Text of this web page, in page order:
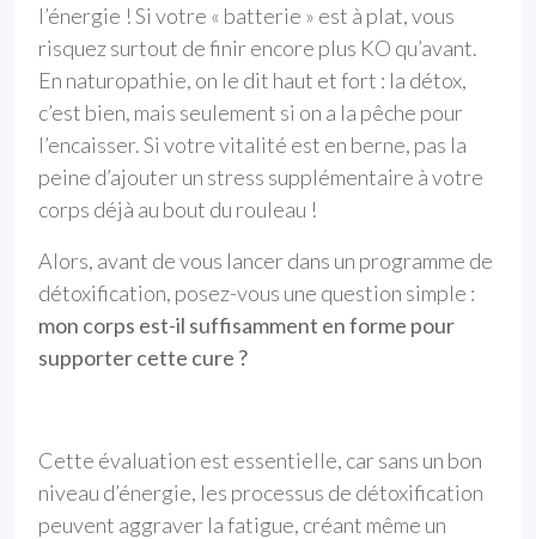
l’énergie ! Si votre « batterie » est à plat, vous
risquez surtout de finir encore plus KO qu’avant.
En naturopathie, on le dit haut et fort : la détox,
c’est bien, mais seulement si on a la pêche pour
l’encaisser. Si votre vitalité est en berne, pas la
peine d’ajouter un stress supplémentaire à votre
corps déjà au bout du rouleau !
Alors, avant de vous lancer dans un programme de
détoxification, posez-vous une question simple :
mon corps est-il suffisamment en forme pour
supporter cette cure ?
Cette évaluation est essentielle, car sans un bon
niveau d’énergie, les processus de détoxification
peuvent aggraver la fatigue, créant même un